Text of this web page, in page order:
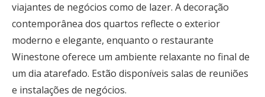
viajantes de negócios como de lazer. A decoração
contemporânea dos quartos reflecte o exterior
moderno e elegante, enquanto o restaurante
Winestone oferece um ambiente relaxante no final de
um dia atarefado. Estão disponíveis salas de reuniões
e instalações de negócios.